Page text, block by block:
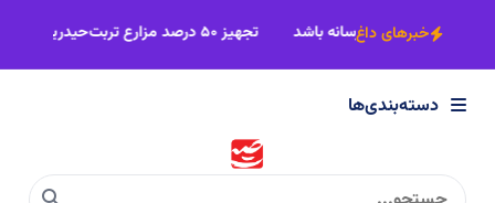
×
دسته‌بندی‌ها
سیاسی
خبرهای داغ
خبرنگار باید خط‌شکن اصلی میدان رسانه باشد تجهیز ۵۰ درصد مزارع تربت‌حیدریه به سامانه‌های هوشمند
دسته‌بندی‌ها